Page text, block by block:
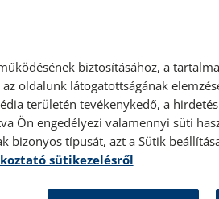
biztosításához, a
oldalunk látogatottságának
területén tevékenykedő, a
Ön engedélyezi valamennyi süti
bizonyos típusát, azt a Sütik
sütikezelésről